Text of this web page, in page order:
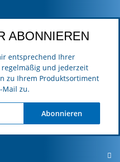
ABONNIEREN
entsprechend Ihrer
und jederzeit
zu Ihrem Produktsortiment
Mail zu.
Abonnieren